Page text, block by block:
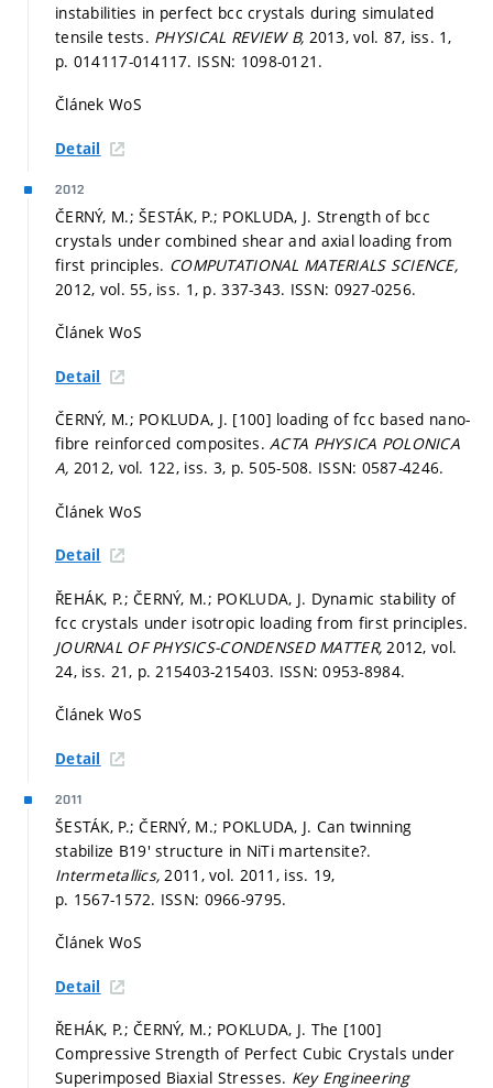
instabilities in perfect bcc crystals during simulated
tensile tests. PHYSICAL REVIEW B, 2013, vol. 87, iss. 1,
p. 014117-014117. ISSN: 1098-0121.
Článek WoS
Detail
2012
ČERNÝ, M.; ŠESTÁK, P.; POKLUDA, J. Strength of bcc
crystals under combined shear and axial loading from
first principles. COMPUTATIONAL MATERIALS SCIENCE,
2012, vol. 55, iss. 1, p. 337-343. ISSN: 0927-0256.
Článek WoS
Detail
ČERNÝ, M.; POKLUDA, J. [100] loading of fcc based nano-
fibre reinforced composites.ACTA PHYSICA POLONICA
A, 2012, vol. 122, iss. 3, p. 505-508. ISSN: 0587-4246.
Článek WoS
Detail
ŘEHÁK, P.; ČERNÝ, M.; POKLUDA, J. Dynamic stability of
fcc crystals under isotropic loading from first principles.
JOURNAL OF PHYSICS-CONDENSED MATTER, 2012, vol.
24, iss. 21, p. 215403-215403. ISSN: 0953-8984.
Článek WoS
Detail
2011
ŠESTÁK, P.; ČERNÝ, M.; POKLUDA, J. Can twinning
stabilize B19' structure in NiTi martensite?.
Intermetallics, 2011, vol. 2011, iss. 19,
p. 1567-1572. ISSN: 0966-9795.
Článek WoS
Detail
ŘEHÁK, P.; ČERNÝ, M.; POKLUDA, J. The [100]
Compressive Strength of Perfect Cubic Crystals under
Superimposed Biaxial Stresses. Key Engineering